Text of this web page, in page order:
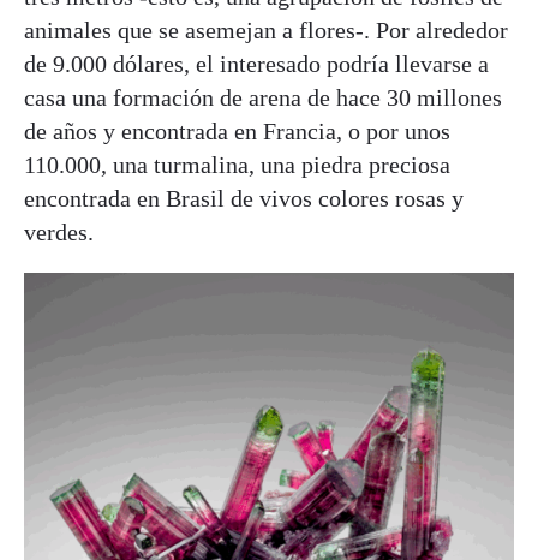
animales que se asemejan a flores-. Por alrededor
de 9.000 dólares, el interesado podría llevarse a
casa una formación de arena de hace 30 millones
de años y encontrada en Francia, o por unos
110.000, una turmalina, una piedra preciosa
encontrada en Brasil de vivos colores rosas y
verdes.